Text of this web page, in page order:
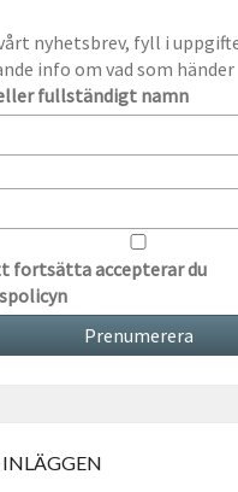
nyhetsbrev, fyll i
info om vad som händer
fullständigt namn
fortsätta accepterar du
INLÄGGEN